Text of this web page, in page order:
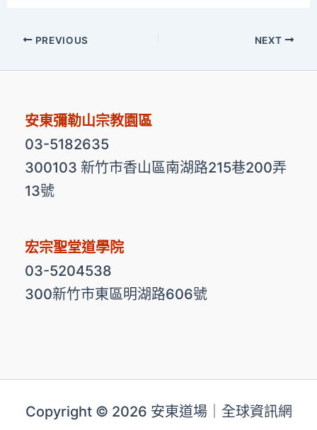
PREVIOUS NEXT
安東彌勒山宗教園區
03-5182635
300103 新竹市香山區南湖路215巷200弄
13號
宏宗聖堂道學院
03-5204538
300新竹市東區明湖路606號
Copyright © 2026 安東道場｜全球資訊網